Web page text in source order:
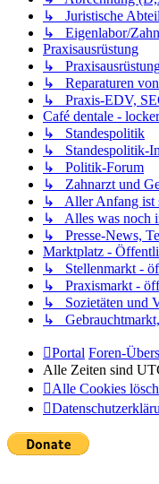
↳ Juristische
↳ Eigenlabor/
Praxisausrüstung
↳
↳ Reparaturen
↳ Praxis-EDV,
Café dentale -
↳ Standespolitik
↳ Standespolitik-
↳ Politik-Forum
↳ Zahnarzt und
↳ Aller Anfang ist
↳ Alles was noch
↳ Presse-News,
Marktplatz -
↳ Stellenmarkt -
↳ Praxismarkt -
↳ Sozietäten und
↳
Portal Foren-
Alle Zeiten sind
Alle Cookies